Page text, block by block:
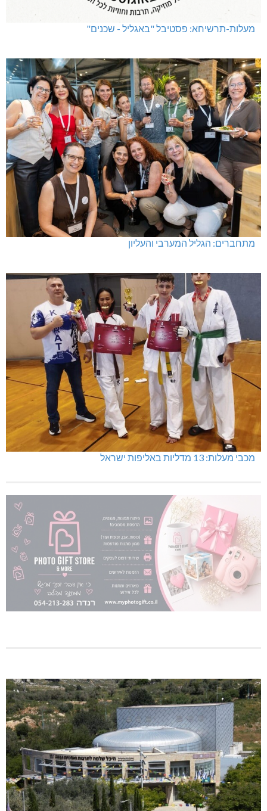
מעלות-תרשיחא: פסטיבל "באגליל - שכנים"
מתחברים: הגליל המערבי והעליון
מכבי מעלות: 13 מדליות באליפות ישראל